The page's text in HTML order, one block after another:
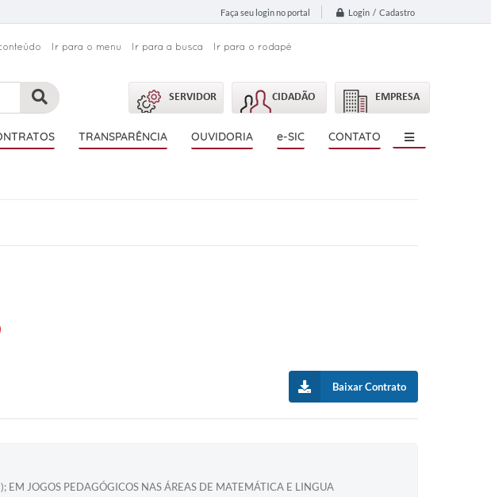
Faça seu login no portal Login / Cadastro
Ir para o menu Ir para a busca Ir para o rodapé
SERVIDOR CIDADÃO EMPRESA
TRANSPARÊNCIA OUVIDORIA e-SIC CONTATO
Baixar Contrato
EM JOGOS PEDAGÓGICOS NAS ÁREAS DE MATEMÁTICA E LINGUA